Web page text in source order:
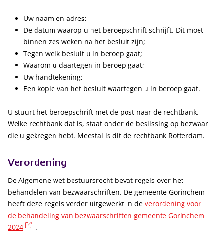
Uw naam en adres;
De datum waarop u het beroepschrift schrijft. Dit moet
binnen zes weken na het besluit zijn;
Tegen welk besluit u in beroep gaat;
Waarom u daartegen in beroep gaat;
Uw handtekening;
Een kopie van het besluit waartegen u in beroep gaat.
U stuurt het beroepschrift met de post naar de rechtbank.
Welke rechtbank dat is, staat onder de beslissing op bezwaar
die u gekregen hebt. Meestal is dit de rechtbank Rotterdam.
Verordening
De Algemene wet bestuursrecht bevat regels over het
behandelen van bezwaarschriften. De gemeente Gorinchem
heeft deze regels verder uitgewerkt in de Verordening voor
de behandeling van bezwaarschriften gemeente Gorinchem
2024
(externe link)
.